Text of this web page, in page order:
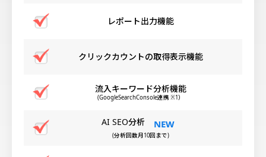
レポート出力機能
クリックカウントの取得表示機能
流入キーワード分析機能
(GoogleSearchConsole連携 ※1）
AI SEO分析
(分析回数月10回まで)